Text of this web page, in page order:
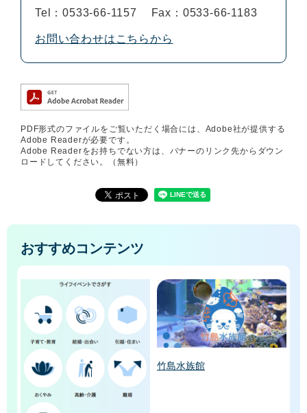
Tel：0533-66-1157
Fax：0533-66-1183
お問い合わせはこちらから
PDF形式のファイルをご覧いただく場合には、Adobe社が提供する
Adobe Readerが必要です。
Adobe Readerをお持ちでない方は、バナーのリンク先からダウン
ロードしてください。（無料）
おすすめコンテンツ
竹島水族館